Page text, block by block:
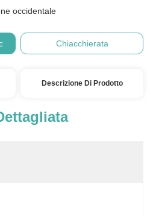
occidentale
Chiacchierata
Descrizione Di Prodotto